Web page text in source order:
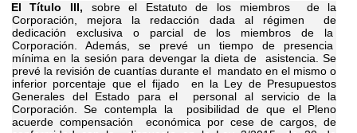
El Título III, sobre el Estatuto de los miembros de la
Corporación, mejora la redacción dada al régimen de
dedicación exclusiva o parcial de los miembros de la
Corporación. Además, se prevé un tiempo de presencia
mínima en la sesión para devengar la dieta de asistencia. Se
prevé la revisión de cuantías durante el mandato en el mismo o
inferior porcentaje que el fijado en la Ley de Presupuestos
Generales del Estado para el personal al servicio de la
Corporación. Se contempla la posibilidad de que el Pleno
acuerde compensación económica por cese de cargos, de